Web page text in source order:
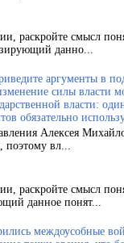
раскройте смысл
данно...
аргументы в
силы власти
власти:
обязательно
Алексея
поэтому вл...
раскройте смысл
данное понят...
междоусобные